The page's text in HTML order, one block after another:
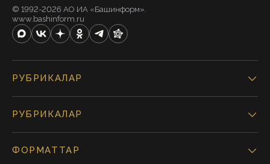
© 1992-2026 АО ИА «Башинформ».
www.bashinform.ru
РУБРИКАЛАР
РУБРИКАЛАР
ФОРМАТТАР